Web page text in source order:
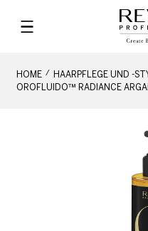
HOME HAARPFLEGE UND -
OROFLUIDO™ RADIANCE